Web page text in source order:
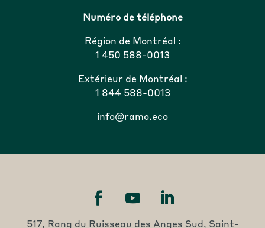
Numéro de téléphone
Région de Montréal :
1 450 588-0013
Extérieur de Montréal :
1 844 588-0013
info@ramo.eco
517, Rang du Ruisseau des Anges Sud, Saint-